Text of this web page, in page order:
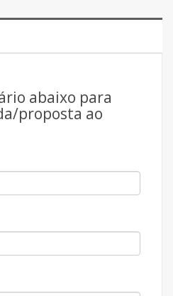
abaixo para
proposta ao